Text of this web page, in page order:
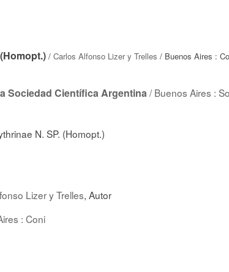
/ Carlos Alfonso Lizer y Trelles / Buenos Aires :
Sociedad Científica Argentina / Buenos Aires :
N. SP. (Homopt.)
Lizer y Trelles, Autor
: Coni